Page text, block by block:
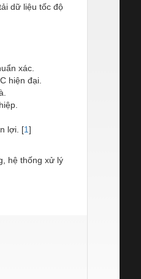
dữ liệu tốc độ
xác.
hiện đại.
lợi. [1]
hệ thống xử lý